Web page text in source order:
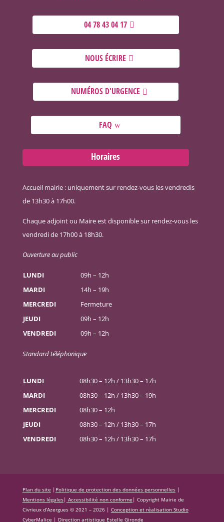
04 78 43 04 17
NOUS ÉCRIRE
NUMÉROS D'URGENCE
FAQ
Horaires
Accueil mairie : uniquement sur rendez-vous les vendredis
de 13h30 à 17h00.
Chaque adjoint ou Maire est disponible sur rendez-vous les
vendredi de 17h00 à 18h30.
Ouverture au public
LUNDI
09h – 12h
MARDI
14h – 19h
MERCREDI
Fermeture
JEUDI
09h – 12h
VENDREDI
09h – 12h
Standard téléphonique
LUNDI
08h30 – 12h / 13h30 – 17h
MARDI
08h30 – 12h / 13h30 – 19h
MERCREDI
08h30 – 12h
JEUDI
08h30 – 12h / 13h30 – 17h
VENDREDI
08h30 – 12h / 13h30 – 17h
Plan du site | Politique de protection des données personnelles|
Mentions légales| Accessibilité non conforme | Copyright Mairie de
Civrieux d’Azergues © 2021 – 2026 | Conception et réalisation Studio
CyberMalice | Direction artistique Estelle Gironde